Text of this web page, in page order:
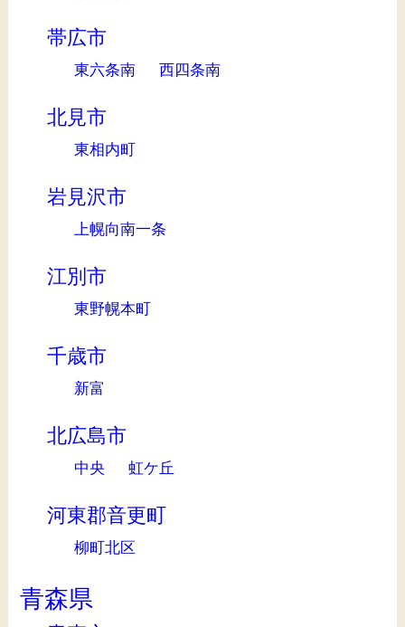
帯広市
東六条南 西四条南
北見市
東相内町
岩見沢市
上幌向南一条
江別市
東野幌本町
千歳市
新富
北広島市
中央 虹ケ丘
河東郡音更町
柳町北区
青森県